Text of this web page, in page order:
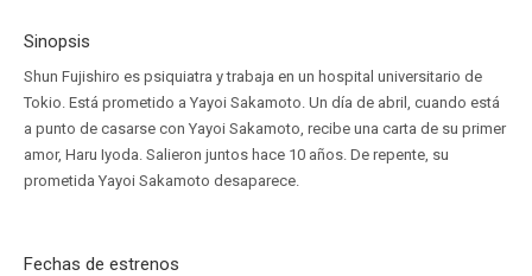
Sinopsis
Shun Fujishiro es psiquiatra y trabaja en un hospital universitario de
Tokio. Está prometido a Yayoi Sakamoto. Un día de abril, cuando está
a punto de casarse con Yayoi Sakamoto, recibe una carta de su primer
amor, Haru Iyoda. Salieron juntos hace 10 años. De repente, su
prometida Yayoi Sakamoto desaparece.
Fechas de estrenos